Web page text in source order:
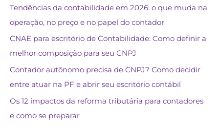
Tendências da contabilidade em 2026: o que muda na
operação, no preço e no papel do contador
CNAE para escritório de Contabilidade: Como definir a
melhor composição para seu CNPJ
Contador autônomo precisa de CNPJ? Como decidir
entre atuar na PF e abrir seu escritório contábil
Os 12 impactos da reforma tributária para contadores
e como se preparar